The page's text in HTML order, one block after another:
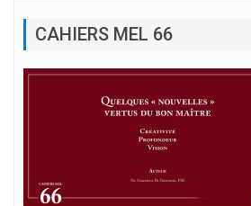
CAHIERS MEL 66